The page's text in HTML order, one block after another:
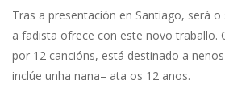
Tras a presentación en Santiago, será
a fadista ofrece con este novo traballo.
por 12 cancións, está destinado a
inclúe unha nana– ata os 12 anos.